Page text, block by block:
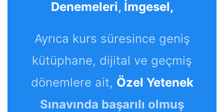
Denemeleri, İmgesel,
Ayrıca kurs süresince geniş
kütüphane, dijital ve geçmiş
dönemlere ait, Özel Yetenek
Sınavında başarılı olmuş